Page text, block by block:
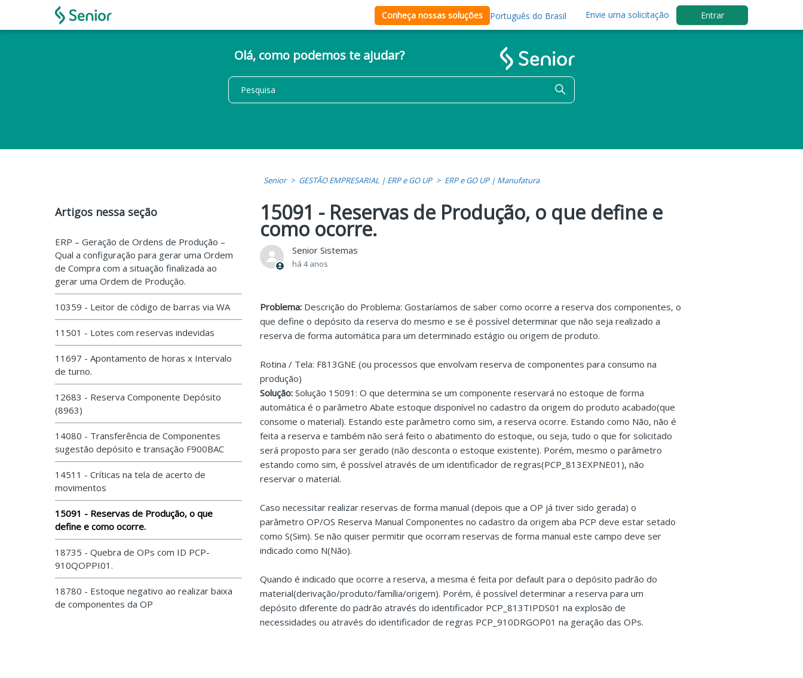
Conheça nossas soluções Português do Brasil Envie uma solicitação Entrar
Olá, como podemos te ajudar?
Senior GESTÃO EMPRESARIAL | ERP e GO UP ERP e GO UP | Manufatura
Artigos nessa seção
ERP – Geração de Ordens de Produção –
Qual a configuração para gerar uma Ordem
de Compra com a situação finalizada ao
gerar uma Ordem de Produção.
10359 - Leitor de código de barras via WA
11501 - Lotes com reservas indevidas
11697 - Apontamento de horas x Intervalo
de turno.
12683 - Reserva Componente Depósito
(8963)
14080 - Transferência de Componentes
sugestão depósito e transação F900BAC
14511 - Críticas na tela de acerto de
movimentos
15091 - Reservas de Produção, o que
define e como ocorre.
18735 - Quebra de OPs com ID PCP-
910QOPPI01.
18780 - Estoque negativo ao realizar baixa
de componentes da OP
15091 - Reservas de Produção, o que define e
como ocorre.
Senior Sistemas
há 4 anos
Problema: Descrição do Problema: Gostaríamos de saber como ocorre a reserva dos componentes, o
que define o depósito da reserva do mesmo e se é possível determinar que não seja realizado a
reserva de forma automática para um determinado estágio ou origem de produto.
Rotina / Tela: F813GNE (ou processos que envolvam reserva de componentes para consumo na
produção)
Solução:Solução 15091: O que determina se um componente reservará no estoque de forma
automática é o parâmetro Abate estoque disponível no cadastro da origem do produto acabado(que
consome o material). Estando este parâmetro como sim, a reserva ocorre. Estando como Não, não é
feita a reserva e também não será feito o abatimento do estoque, ou seja, tudo o que for solicitado
será proposto para ser gerado (não desconta o estoque existente). Porém, mesmo o parâmetro
estando como sim, é possível através de um identificador de regras(PCP_813EXPNE01), não
reservar o material.
Caso necessitar realizar reservas de forma manual (depois que a OP já tiver sido gerada) o
parâmetro OP/OS Reserva Manual Componentes no cadastro da origem aba PCP deve estar setado
como S(Sim). Se não quiser permitir que ocorram reservas de forma manual este campo deve ser
indicado como N(Não).
Quando é indicado que ocorre a reserva, a mesma é feita por default para o depósito padrão do
material(derivação/produto/família/origem). Porém, é possível determinar a reserva para um
depósito diferente do padrão através do identificador PCP_813TIPDS01 na explosão de
necessidades ou através do identificador de regras PCP_910DRGOP01 na geração das OPs.